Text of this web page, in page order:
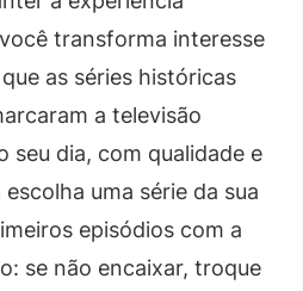
transforma interesse
as séries históricas
a televisão
seu dia, com qualidade e
uma série da sua
episódios com a
se não encaixar, troque